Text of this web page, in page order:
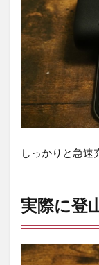
しっかりと急速
実際に登